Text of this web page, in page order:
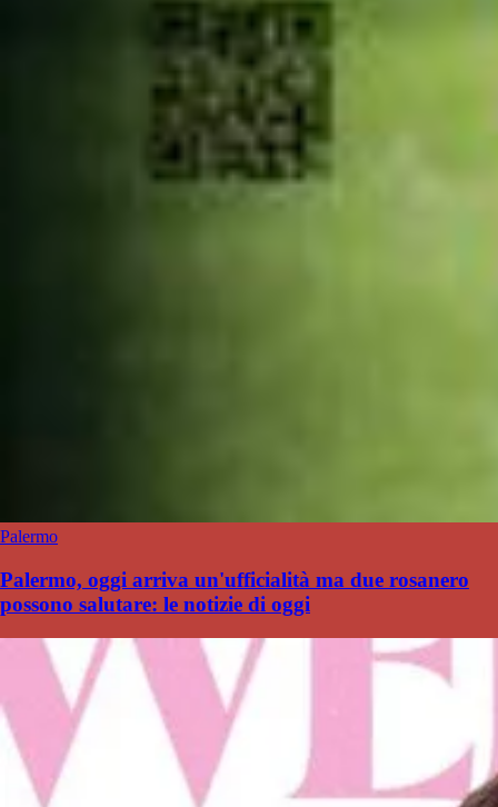
Palermo
Palermo, oggi arriva un'ufficialità ma due rosanero
possono salutare: le notizie di oggi